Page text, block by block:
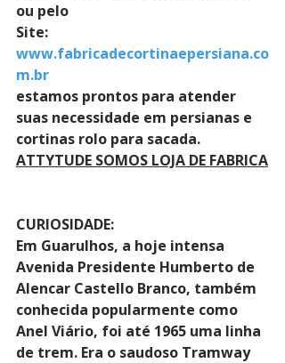
ou pelo
Site:
www.fabricadecortinaepersiana.co
m.br
estamos prontos para atender
suas necessidade em persianas e
cortinas rolo para sacada.
ATTYTUDE SOMOS LOJA DE FABRICA
CURIOSIDADE:
Em Guarulhos, a hoje intensa
Avenida Presidente Humberto de
Alencar Castello Branco, também
conhecida popularmente como
Anel Viário, foi até 1965 uma linha
de trem. Era o saudoso Tramway